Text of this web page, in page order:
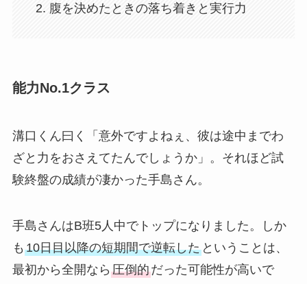
腹を決めたときの落ち着きと実行力
能力No.1クラス
溝口くん曰く「意外ですよねぇ、彼は途中までわ
ざと力をおさえてたんでしょうか」。それほど試
験終盤の成績が凄かった手島さん。
手島さんはB班5人中でトップになりました。しか
も 10日目以降の短期間で逆転したということは、
最初から全開なら 圧倒的だった可能性が高いで